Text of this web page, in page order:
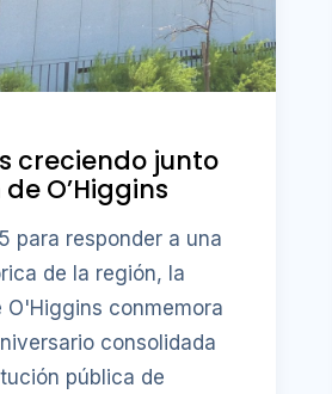
creciendo junto
O’Higgins
para responder a una
de la región, la
O'Higgins conmemora
consolidada
pública de